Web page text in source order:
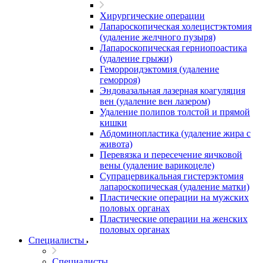
Хирургические операции
Лапароскопическая холецистэктомия
(удаление желчного пузыря)
Лапароскопическая герниопоастика
(удаление грыжи)
Геморроидэктомия (удаление
геморроя)
Эндовазальная лазерная коагуляция
вен (удаление вен лазером)
Удаление полипов толстой и прямой
кишки
Абдоминопластика (удаление жира с
живота)
Перевязка и пересечение яичковой
вены (удаление варикоцеле)
Супрацервикальная гистерэктомия
лапароскопическая (удаление матки)
Пластические операции на мужских
половых органах
Пластические операции на женских
половых органах
Специалисты